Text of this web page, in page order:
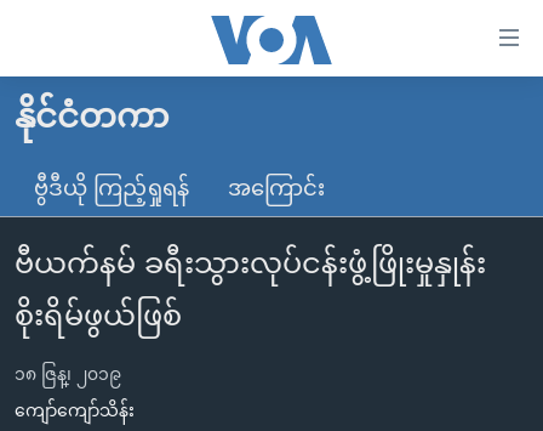
လွယ်ကူ
စေ
သည့်
Link
များ
ပင်မ
သို့
ကျော်
မူလစာမျက်နှာ
မြန်မာ
ကမ္ဘာ့သတင်းများ
နိုင်ငံတကာ
အမေရိကန်
အစ္စရေး-ပါလက်စတိုင်း
ဗွီဒီယို
သတင်းလွတ်လပ်ခွင့်
ရပ်ဝန်းတခု လမ်းတခု အလွန်
အင်္ဂလိပ်စာလေ့လာမယ်
နိုင်ငံတကာ
ဗွီဒီယို ကြည့်ရှုရန် အကြောင်း
ဗီယက်နမ် ခရီးသွားလုပ်ငန်းဖွံ့ဖြိုးမှုနှုန်း
စိုးရိမ်ဖွယ်ဖြစ်
၁၈ ဇြန္၊ ၂၀၁၉
ကျော်ကျော်သိန်း